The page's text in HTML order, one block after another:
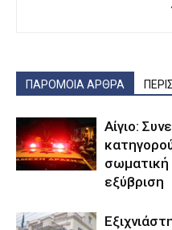
ΠΑΡΟΜΟΙΑ ΑΡΘΡΑ
Αίγιο:
σωματική
εξύβριση